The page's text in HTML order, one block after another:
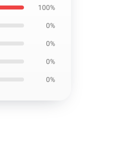
100%
0%
0%
0%
0%